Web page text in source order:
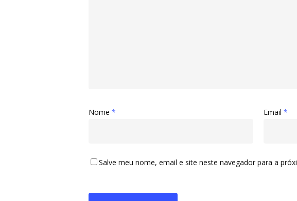
Nome * Email *
Salve meu nome, email e site neste navegador para a